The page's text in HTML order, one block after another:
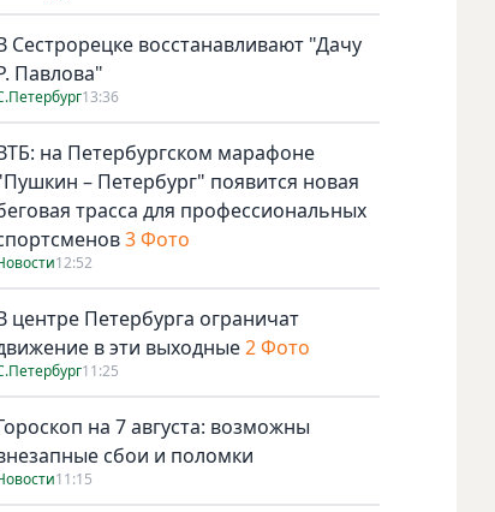
Сестрорецке восстанавливают "Дачу
Павлова"
13:36
на Петербургском марафоне
– Петербург" появится новая
трасса для профессиональных
3 Фото
12:52
центре Петербурга ограничат
в эти выходные2 Фото
11:25
на 7 августа: возможны
сбои и поломки
11:15